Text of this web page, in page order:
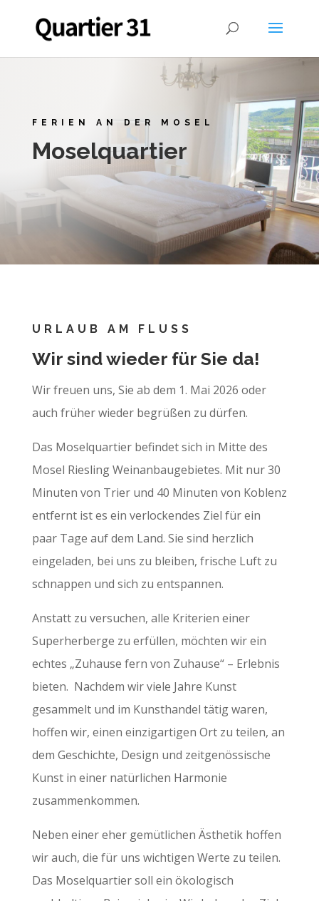
FERIEN AN DER MOSEL
Moselquartier
URLAUB AM FLUSS
Wir sind wieder für Sie da!
Wir freuen uns, Sie ab dem 1. Mai 2026 oder
auch früher wieder begrüßen zu dürfen.
Das Moselquartier befindet sich in Mitte des
Mosel Riesling Weinanbaugebietes. Mit nur 30
Minuten von Trier und 40 Minuten von Koblenz
entfernt ist es ein verlockendes Ziel für ein
paar Tage auf dem Land. Sie sind herzlich
eingeladen, bei uns zu bleiben, frische Luft zu
schnappen und sich zu entspannen.
Anstatt zu versuchen, alle Kriterien einer
Superherberge zu erfüllen, möchten wir ein
echtes „Zuhause fern von Zuhause“ – Erlebnis
bieten. Nachdem wir viele Jahre Kunst
gesammelt und im Kunsthandel tätig waren,
hoffen wir, einen einzigartigen Ort zu teilen, an
dem Geschichte, Design und zeitgenössische
Kunst in einer natürlichen Harmonie
zusammenkommen.
Neben einer eher gemütlichen Ästhetik hoffen
wir auch, die für uns wichtigen Werte zu teilen.
Das Moselquartier soll ein ökologisch